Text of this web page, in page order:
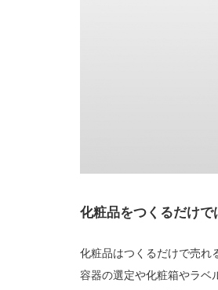
化粧品をつくるだけで
化粧品はつくるだけで売れ
容器の選定や化粧箱やラベ